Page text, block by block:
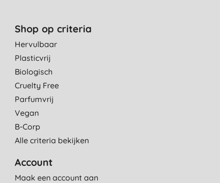
Shop op criteria
Hervulbaar
Plasticvrij
Biologisch
Cruelty Free
Parfumvrij
Vegan
B-Corp
Alle criteria bekijken
Account
Maak een account aan